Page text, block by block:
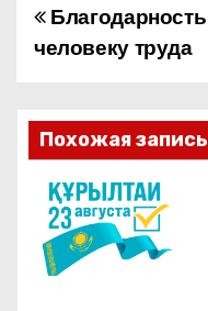
Н
в
и
а
Благодарность
человеку труда
Похожая запись